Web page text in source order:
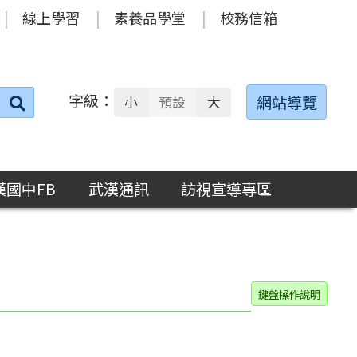
線上學習 素養品學堂 校務信箱
搜
字級： 小 預設 大 網站導覽
國中FB 武漢通訊 訪視宣導專區
鍵盤操作說明